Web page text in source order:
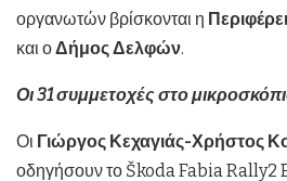
οργανωτών βρίσκονται η
και οΔήμος Δελφών.
Οι 31 συμμετοχές στο
Οι Γιώργος Κεχαγιάς-Χρήστος
οδηγήσουν το Škoda Fabia Rally2